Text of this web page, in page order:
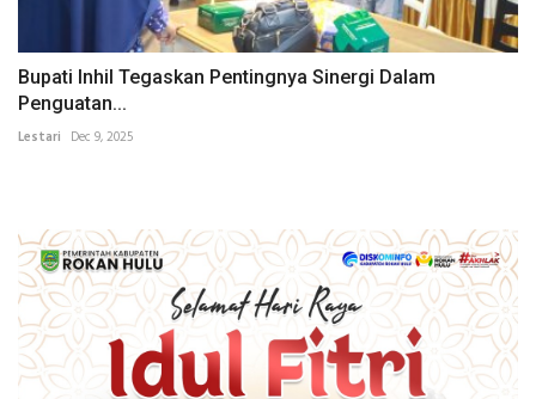
Bupati Inhil Tegaskan Pentingnya Sinergi Dalam
Penguatan...
Lestari Dec 9, 2025